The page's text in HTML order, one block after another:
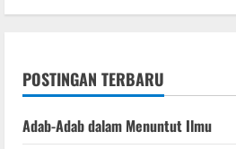
POSTINGAN TERBARU
Adab-Adab dalam Menuntut Ilmu